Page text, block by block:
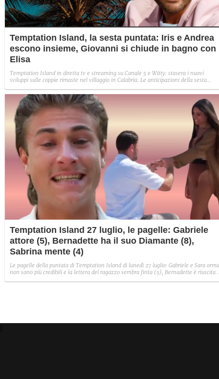
Temptation Island, la sesta puntata: Iris e Andrea
escono insieme, Giovanni si chiude in bagno con
Elisa
Temptation Island in diretta tv e streaming su Canale 5 e Witty: stasera i nuovi
sviluppi sulle coppie rimaste nel villaggio in Calabria. Le anticipazioni della sesta
Sabrina rifiuta il falò con Giovanni e si avvicina a Lory.
Temptation Island 27 luglio, le pagelle: Gabriele
attore (5), Bernadette ha il suo Diamante (8),
Sabrina mente (4)
Le pagelle della puntata di Temptation Island di lunedì 27 luglio: Gabriele e Sara
non sono più credibili e la lettera del ragazzo sembra finta (5), Bernadette è riuscita